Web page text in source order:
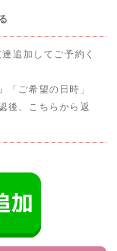
追加してご予約く
「ご希望の日時」
後、こちらから返